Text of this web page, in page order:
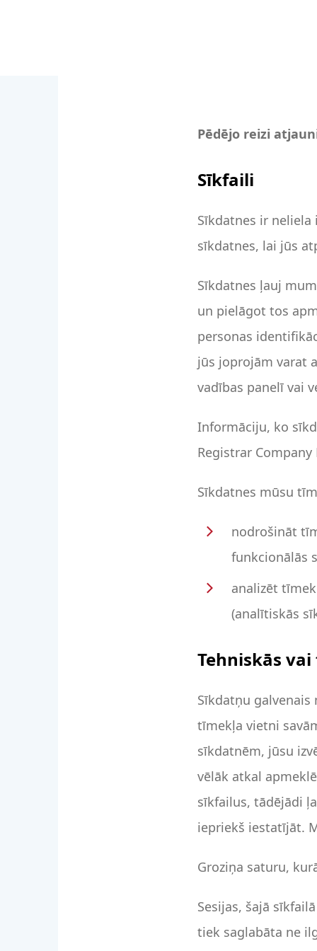
Pēdējo reizi
Sīkfaili
Sīkdatnes ir
sīkdatnes, lai jūs
Sīkdatnes ļauj
un pielāgot tos
personas
jūs joprojām varat
vadības panelī vai
Informāciju, ko
Registrar
Sīkdatnes mūsu
nodrošināt
funkcionālās
analizēt
(analītiskās
Tehniskās
Sīkdatņu
tīmekļa vietni
sīkdatnēm, jūsu
vēlāk atkal
sīkfailus, tādējādi
iepriekš iestatījāt.
Groziņa saturu,
Sesijas, šajā
tiek saglabāta ne